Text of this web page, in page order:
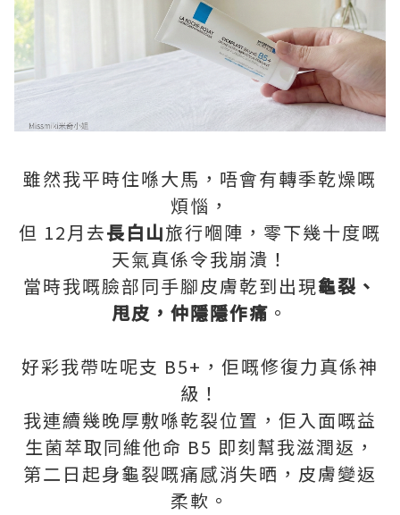
雖然我平時住喺大馬，唔會有轉季乾燥嘅
煩惱，
但 12月去長白山旅行嗰陣，零下幾十度嘅
天氣真係令我崩潰！
當時我嘅臉部同手腳皮膚乾到出現龜裂、
甩皮，仲隱隱作痛 。
好彩我帶咗呢支 B5+，佢嘅修復力真係神
級！
我連續幾晚厚敷喺乾裂位置，佢入面嘅益
生菌萃取同維他命 B5 即刻幫我滋潤返，
第二日起身龜裂嘅痛感消失晒，皮膚變返
柔軟。